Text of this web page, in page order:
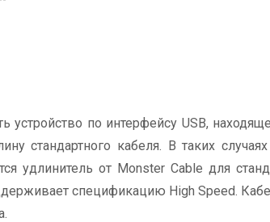
устройство по интерфейсу USB,
стандартного кабеля. В таких
удлинитель от Monster Cable для
спецификацию High Speed.